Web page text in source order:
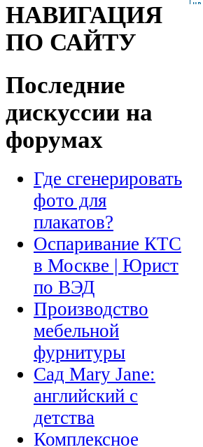
НАВИГАЦИЯ
ПО САЙТУ
Последние
дискуссии на
форумах
Где сгенерировать
фото для
плакатов?
Оспаривание КТС
в Москве | Юрист
по ВЭД
Производство
мебельной
фурнитуры
Сад Mary Jane:
английский с
детства
Комплексное